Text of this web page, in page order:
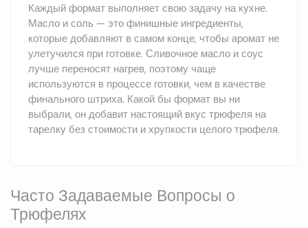
Каждый формат выполняет свою задачу на кухне.
Масло и соль — это финишные ингредиенты,
которые добавляют в самом конце, чтобы аромат не
улетучился при готовке. Сливочное масло и соус
лучше переносят нагрев, поэтому чаще
используются в процессе готовки, чем в качестве
финального штриха. Какой бы формат вы ни
выбрали, он добавит настоящий вкус трюфеля на
тарелку без стоимости и хрупкости целого трюфеля.
Часто Задаваемые Вопросы о
Трюфелях